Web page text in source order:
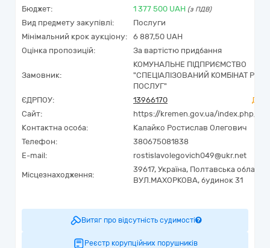
Бюджет: 1 377 500 UAH (з ПДВ)
Вид предмету закупівлі:
Послуги
Мінімальний крок аукціону:
6 887,50 UAH
Оцінка пропозицій:
За вартістю придбання
Замовник:
КОМУНАЛЬНЕ ПІДПРИЄМСТВО
"СПЕЦІАЛІЗОВАНИЙ КОМБІНАТ
ПОСЛУГ"
ЄДРПОУ:
13966170
Сайт:
https://kremen.gov.ua/index.php/
Контактна особа:
Калайко Ростислав Олегович
Телефон:
380675081838
E-mail:
rostislavolegovich049@ukr.net
Місцезнаходження:
39617, Україна, Полтавська область,
ВУЛ.МАХОРКОВА, будинок 31
Витяг про відсутність судимості
Реєстр корупційних порушників